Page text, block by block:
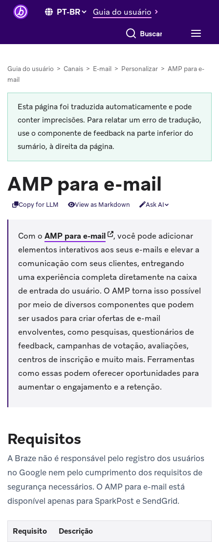
Guia do usuário
Buscar tudo
Guia do usuário > Canais > E-mail > Personalizar > AMP para e-
mail
Esta página foi traduzida automaticamente e pode
conter imprecisões. Para relatar um erro de tradução,
use o componente de feedback na parte inferior do
sumário, à direita da página.
AMP para e-mail
Copy for LLM View as Markdown Ask AI
Com o AMP para e-mail(opens in new tab)
, você pode adicionar
elementos interativos aos seus e-mails e elevar a
comunicação com seus clientes, entregando
uma experiência completa diretamente na caixa
de entrada do usuário. O AMP torna isso possível
por meio de diversos componentes que podem
ser usados para criar ofertas de e-mail
envolventes, como pesquisas, questionários de
feedback, campanhas de votação, avaliações,
centros de inscrição e muito mais. Ferramentas
como essas podem oferecer oportunidades para
aumentar o engajamento e a retenção.
Requisitos
A Braze não é responsável pelo registro dos usuários
no Google nem pelo cumprimento dos requisitos de
segurança necessários. O AMP para e-mail está
disponível apenas para SparkPost e SendGrid.
Requisito Descrição